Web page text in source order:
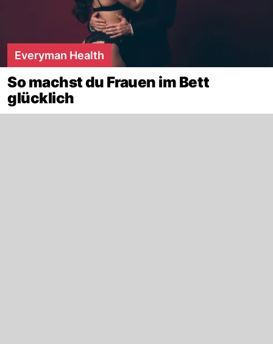
Everyman Health
So machst du Frauen im Bett
glücklich